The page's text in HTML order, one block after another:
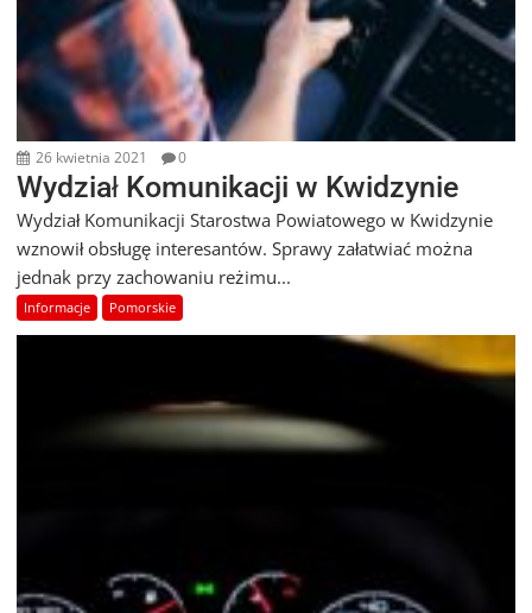
26 kwietnia 2021 0
Wydział Komunikacji w Kwidzynie
Wydział Komunikacji Starostwa Powiatowego w Kwidzynie
wznowił obsługę interesantów. Sprawy załatwiać można
jednak przy zachowaniu reżimu...
Informacje Pomorskie